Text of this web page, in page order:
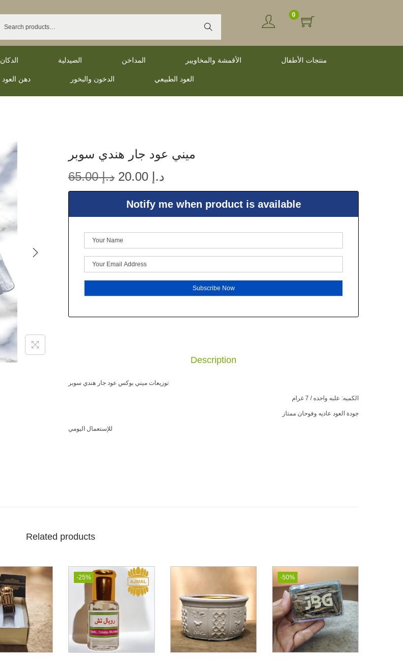
Search
0
الدكان الصيدلية المداخن الأقمشة والمخاويير منتجات الأطفال
دهن العود الدخون والبخور العود الطبيعي
ميني عود جار هندي سوبر
د.إ65.00 د.إ
Notify me when product is available
Description
توزيعات ميني بوكس عود جار هندي سوبر
الكميه: علبه واحده / 7 غرام
جودة العود عاديه وفوحان ممتاز
للإستعمال اليومي
Related products
-25% -50%